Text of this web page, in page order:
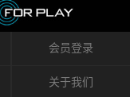
因，然后简说一下
预防应对。我把导致过敏的
和内因。外因1，贴布贴布
、回缩率、纤维的刺激
病态变化。 在一定的状
动捕捉异常，并在细胞之
息。可以收集各自所需的
的连锁反应）。 如果这种
个身体的网络是由坚韧
所支撑的相互连接的充满
如果作为脏器，这是人体
重的20%（相比之下，皮
再生和恢复。“1”“雪花”
会员登录
关于我们